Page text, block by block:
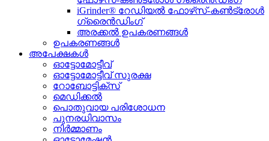
iGrinder® റേഡിയൽ ഫോഴ്‌സ്-കൺട്രോൾ
ഗ്രൈൻഡിംഗ്
അരക്കൽ ഉപകരണങ്ങൾ
ഉപകരണങ്ങൾ
അപേക്ഷകൾ
ഓട്ടോമോട്ടീവ്
ഓട്ടോമോട്ടീവ് സുരക്ഷ
റോബോട്ടിക്സ്
മെഡിക്കൽ
പൊതുവായ പരിശോധന
പുനരധിവാസം
നിർമ്മാണം